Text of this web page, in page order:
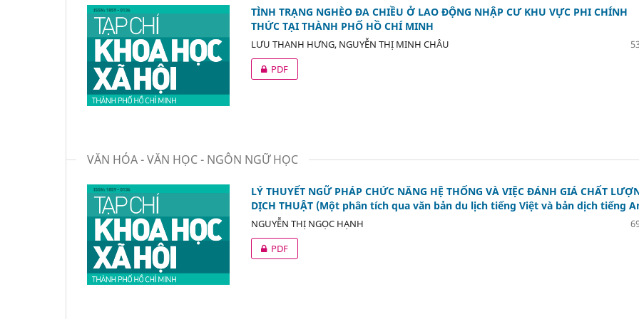
TÌNH TRẠNG NGHÈO ĐA CHIỀU Ở LAO ĐỘNG NHẬP CƯ KHU VỰC PHI CHÍNH
THỨC TẠI THÀNH PHỐ HỒ CHÍ MINH
LƯU THANH HƯNG, NGUYỄN THỊ MINH CHÂU
PDF
VĂN HÓA - VĂN HỌC - NGÔN NGỮ HỌC
LÝ THUYẾT NGỮ PHÁP CHỨC NĂNG HỆ THỐNG VÀ VIỆC ĐÁNH GIÁ CHẤT
DỊCH THUẬT (Một phân tích qua văn bản du lịch tiếng Việt và bản dịch tiếng
NGUYỄN THỊ NGỌC HẠNH
PDF